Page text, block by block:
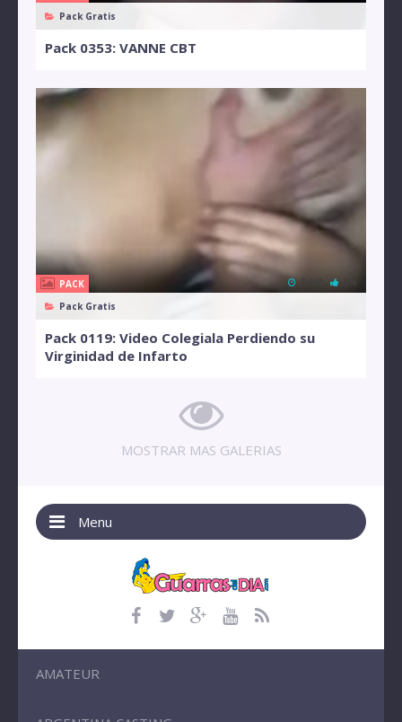
Pack Gratis
Pack 0353: VANNE CBT
PACK
Pack Gratis
Pack 0119: Video Colegiala Perdiendo su
Virginidad de Infarto
MOSTRAR MAS GALERIAS
Menu
AMATEUR